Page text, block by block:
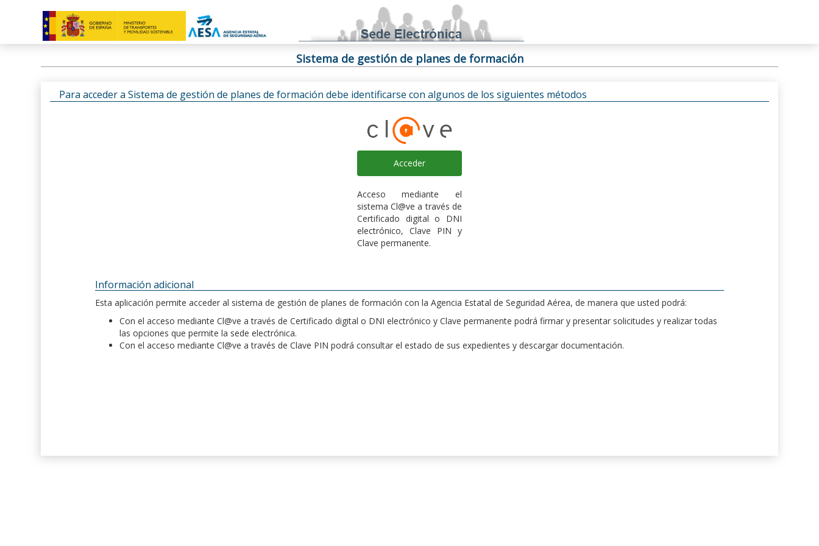
Sistema de gestión de planes de formación
Para acceder a Sistema de gestión de planes de formación debe identificarse con algunos de los siguientes métodos
Acceder
Acceso mediante el
sistema Cl@ve a través de
Certificado digital o DNI
electrónico, Clave PIN y
Clave permanente.
Información adicional
Esta aplicación permite acceder al sistema de gestión de planes de formación con la Agencia Estatal de Seguridad Aérea, de manera que usted podrá:
Con el acceso mediante Cl@ve a través de Certificado digital o DNI electrónico y Clave permanente podrá firmar y presentar solicitudes y realizar todas
las opciones que permite la sede electrónica.
Con el acceso mediante Cl@ve a través de Clave PIN podrá consultar el estado de sus expedientes y descargar documentación.